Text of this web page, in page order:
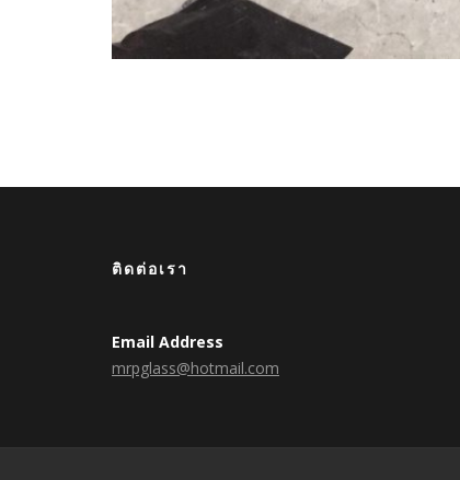
ติดต่อเรา
Email Address
mrpglass@hotmail.com